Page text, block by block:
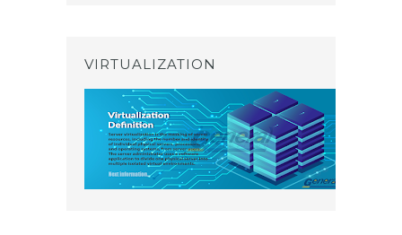
VIRTUALIZATION